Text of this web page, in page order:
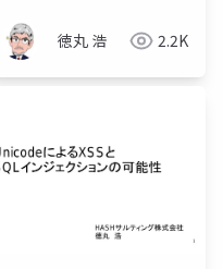
徳丸 浩 2.2K